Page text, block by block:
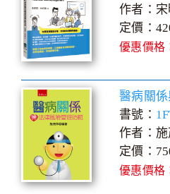
作者：
定價：
優惠價格
醫病關
書號：
作者：
定價：
優惠價格